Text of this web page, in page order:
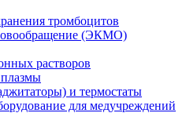
тромбоцитов
(ЭКМО)
растворов
и термостаты
для медучреждений